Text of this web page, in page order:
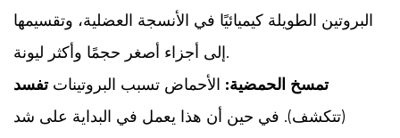
البروتين الطويلة كيميائيًا في الأنسجة العضلية، وتقسيمها
إلى أجزاء أصغر حجمًا وأكثر ليونة.
تمسخ الحمضية: الأحماض تسبب البروتيناتتفسد
(تتكشف). في حين أن هذا يعمل في البداية على شد